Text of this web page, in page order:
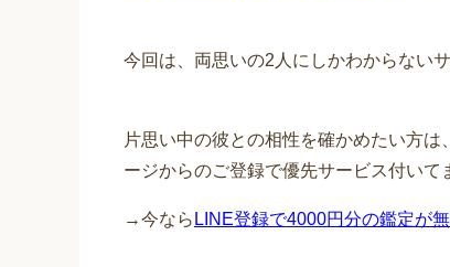
今回は、両思いの2人にしかわからない
片思い中の彼との相性を確かめたい方は、
ージからのご登録で優先サービス付いて
→今なら LINE登録で4000円分の鑑定が